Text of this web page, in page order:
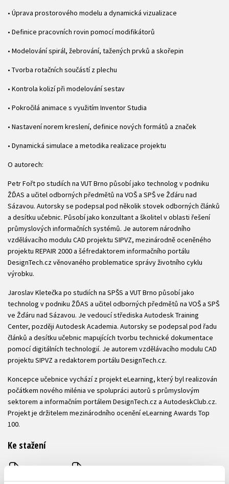
• Úprava prostorového modelu a dynamická vizualizace
• Definice pracovních rovin pomocí modifikátorů
• Modelování spirál, žebrování, tažených prvků a skořepin
• Tvorba rotačních součástí z plechu
• Kontrola kolizí při modelování sestav
• Pokročilá animace s využitím Inventor Studia
• Nastavení norem kreslení, definice nových formátů a značek
• Dynamická simulace a metodika realizace projektu
O autorech:
Petr Fořt po studiích na VUT Brno působí jako technolog v podniku
ŽĎAS a učitel odborných předmětů na VOŠ a SPŠ ve Žďáru nad
Sázavou. Autorsky se podepsal pod několik stovek odborných článků
a desítku učebnic. Působí jako konzultant a školitel v oblasti řešení
průmyslových informačních systémů. Je autorem národního
vzdělávacího modulu CAD projektu SIPVZ, mezinárodně oceněného
projektu REPAIR 2000 a šéfredaktorem informačního portálu
DesignTech.cz věnovaného problematice správy životního cyklu
výrobku.
Jaroslav Kletečka po studiích na SPŠS a VUT Brno působí jako
technolog v podniku ŽĎAS a učitel odborných předmětů na VOŠ a SPŠ
ve Žďáru nad Sázavou. Je vedoucí střediska Autodesk Training
Center, později Autodesk Academia. Autorsky se podepsal pod řadu
článků a desítku učebnic mapujících tvorbu technické dokumentace
pomocí digitálních technologií. Je autorem vzdělávacího modulu CAD
projektu SIPVZ a redaktorem portálu DesignTech.cz.
Koncepce učebnice vychází z projekt eLearning, který byl realizován
počátkem nového milénia ve spolupráci autorů s průmyslovým
sektorem a informačním portálem DesignTech.cz a AutodeskClub.cz.
Projekt je držitelem mezinárodního ocenění eLearning Awards Top
100.
Ke stažení